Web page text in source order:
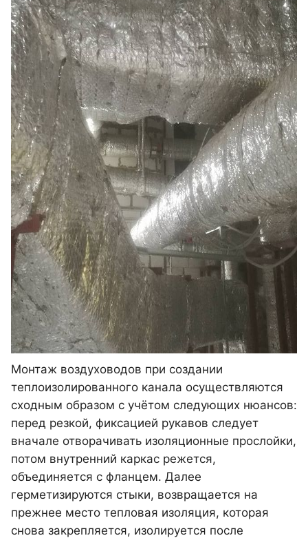
Монтаж воздуховодов при создании
теплоизолированного канала осуществляются
сходным образом с учётом следующих нюансов:
перед резкой, фиксацией рукавов следует
вначале отворачивать изоляционные прослойки,
потом внутренний каркас режется,
объединяется с фланцем. Далее
герметизируются стыки, возвращается на
прежнее место тепловая изоляция, которая
снова закрепляется, изолируется после